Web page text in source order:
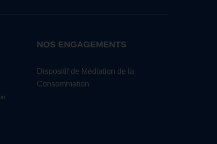
NOS ENGAGEMENTS
Dispositif de Médiation de la
Consommation